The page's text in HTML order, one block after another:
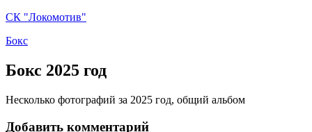
СК "Локомотив"
9fc19409-
46f8-
9522-
123ce928-
4ee3-
Бокс
Бокс 2025 год
Несколько фотографий за 2025 год, общий альбом
Добавить комментарий